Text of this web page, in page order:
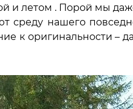
и летом . Порой мы
среду нашего
к оригинальности –